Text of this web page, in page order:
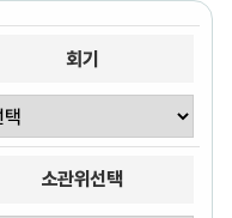
회기
소관위선택